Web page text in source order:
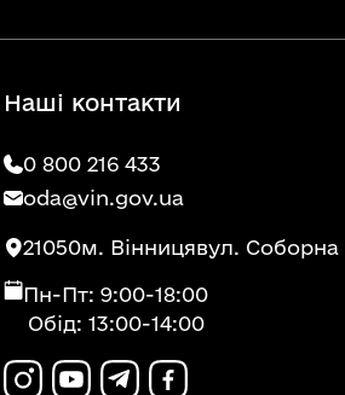
Наші контакти
0 800 216 433
oda@vin.gov.ua
21050м. Вінницявул. Соборна
Пн-Пт: 9:00-18:00
Обід: 13:00-14:00